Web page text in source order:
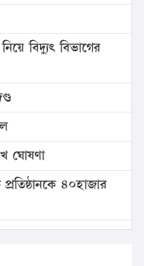
বিদ্যুৎ বিভাগের
ঘোষণা
৪০হাজার